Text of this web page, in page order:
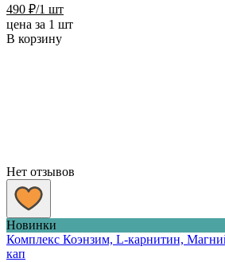
490 ₽/1 шт
цена за 1 шт
В корзину
Нет отзывов
Новинки
Комплекс Коэнзим, L-карнитин,
кап